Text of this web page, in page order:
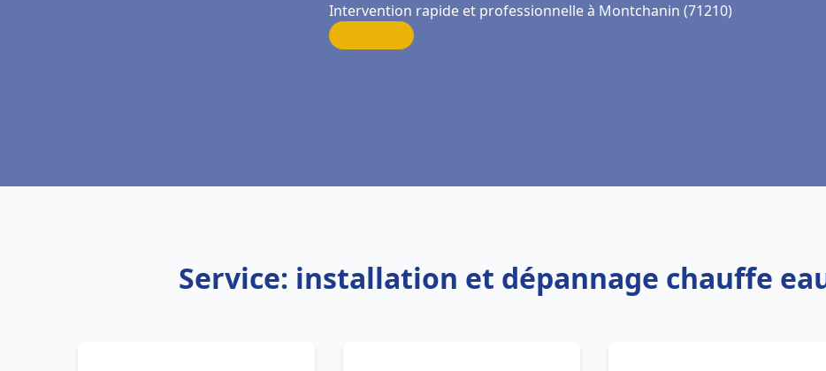
Intervention rapide et professionnelle à Montchanin (71210)
Service: installation et dépannage chauffe